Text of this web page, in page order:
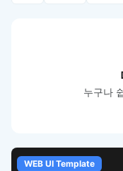
누구나
WEB UI Template